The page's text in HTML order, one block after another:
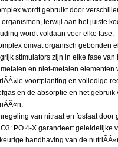
wordt gebruikt door
organismen, terwijl aan het juiste
wordt voldaan voor elke fase.
omvat organisch gebonden
stimulators zijn in elke fase van
metalen en niet-metalen elementen
voortplanting en volledige
en de absorptie en het gebruik
van nitraat en fosfaat door
PO 4-X garandeert geleidelijke
handhaving van de